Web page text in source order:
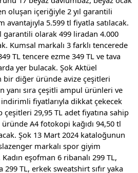
oluşan içeriğiyle 2 yıl garantili
5.599 tl fiyatla satılacak.
garantili olarak 499 liradan 4.000
Kumsal markalı 3 farklı tencerede
TL tencere ezme 349 TL ve tava
yer bulacak. Şok Aktüel
bir diğer üründe avize çeşitleri
yanı sıra çeşitli ampul ürünleri ve
fiyatlarıyla dikkat çekecek
29,95 TL adet fiyatına sahip
A4 fotokopi kağıdı 94,50 tl
Şok 13 Mart 2024 kataloğunun
markalı spor giyim
eşofman 6 ribanalı 299 TL,
299 TL, erkek sweatshirt sıfır yaka